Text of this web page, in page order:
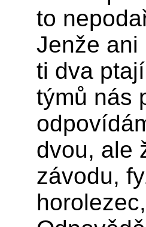
to
Jenže ani
ti dva
týmů nás
dvou, ale
závodu,